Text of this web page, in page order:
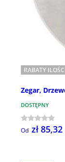
RABATY
Zegar,
DOSTĘPNY
Od zł 85,32